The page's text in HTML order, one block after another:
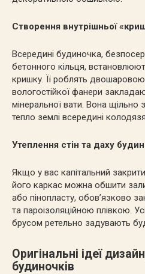
Створення внутрішньої
Всередині будиночка,
бетонного кільця,
кришку. Її роблять
вологостійкої фанери
мінеральної вати. Вона щільно
тепло землі всередині
Утеплення стін та даху
Якщо у вас капітальний
його каркас можна обшити
або пінопласту, обов’язково
та пароізоляційною плівкою.
брусом ретельно задувають
Оригінальні ідеї
будиночків